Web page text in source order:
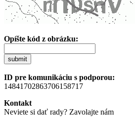
Opíšte kód z obrázku:
submit
ID pre komunikáciu s podporou:
14841702863706158717
Kontakt
Neviete si dať rady? Zavolajte nám